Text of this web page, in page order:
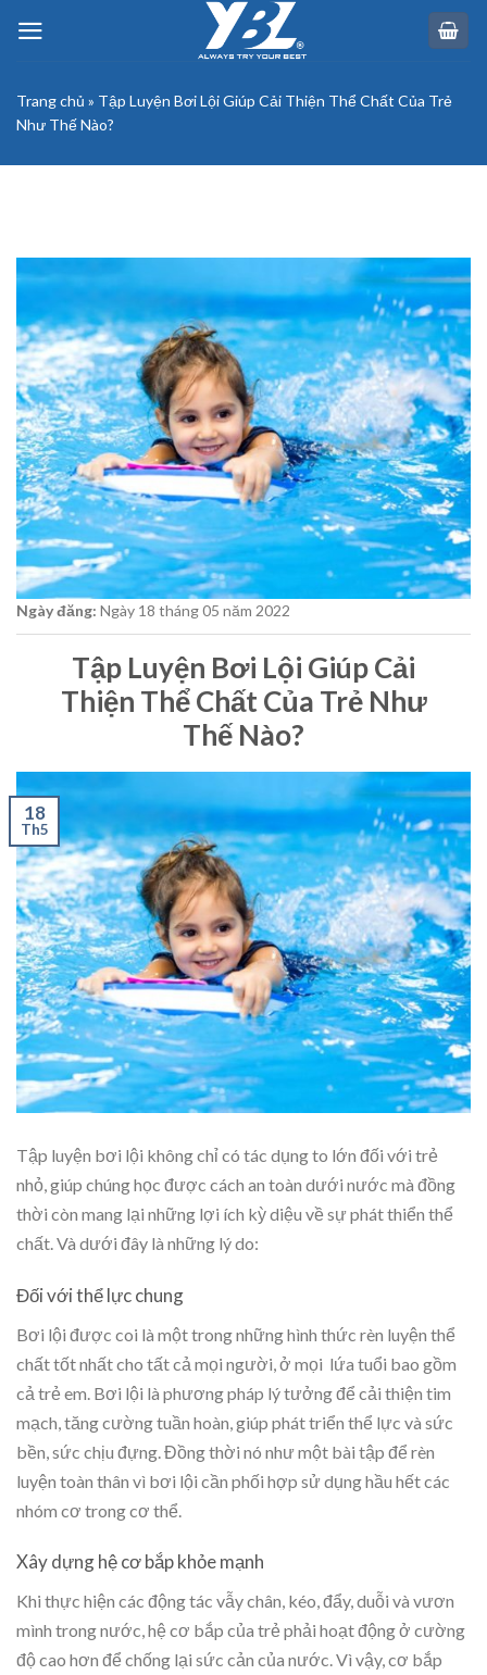
Trang chủ » Tập Luyện Bơi Lội Giúp Cải Thiện Thể Chất Của Trẻ
Như Thế Nào?
Ngày đăng: Ngày 18 tháng 05 năm 2022
Tập Luyện Bơi Lội Giúp Cải
Thiện Thể Chất Của Trẻ Như
Thế Nào?
18
Th5
Tập luyện bơi lội không chỉ có tác dụng to lớn đối với trẻ
nhỏ, giúp chúng học được cách an toàn dưới nước mà đồng
thời còn mang lại những lợi ích kỳ diệu về sự phát thiển thể
chất. Và dưới đây là những lý do:
Đối với thể lực chung
Bơi lội được coi là một trong những hình thức rèn luyện thể
chất tốt nhất cho tất cả mọi người, ở mọi lứa tuổi bao gồm
cả trẻ em. Bơi lội là phương pháp lý tưởng để cải thiện tim
mạch, tăng cường tuần hoàn, giúp phát triển thể lực và sức
bền, sức chịu đựng. Đồng thời nó như một bài tập để rèn
luyện toàn thân vì bơi lội cần phối hợp sử dụng hầu hết các
nhóm cơ trong cơ thể.
Xây dựng hệ cơ bắp khỏe mạnh
Khi thực hiện các động tác vẫy chân, kéo, đẩy, duỗi và vươn
mình trong nước, hệ cơ bắp của trẻ phải hoạt động ở cường
độ cao hơn để chống lại sức cản của nước. Vì vậy, cơ bắp